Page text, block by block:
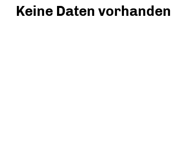
Keine Daten vorhanden